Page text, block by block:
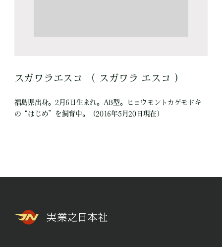
スガワラエスコ （ スガワラ エスコ ）
福島県出身。2月6日生まれ。AB型。ヒョウモントカゲモドキ
の“はじめ”を飼育中。（2016年5月20日現在）